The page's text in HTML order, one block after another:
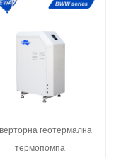
геотермална
термопомпа